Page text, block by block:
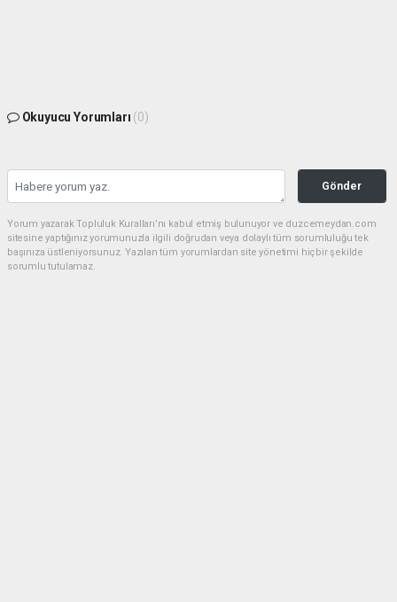
Okuyucu Yorumları (0)
Gönder
Yorum yazarak Topluluk Kuralları’nı kabul etmiş bulunuyor ve duzcemeydan.com
sitesine yaptığınız yorumunuzla ilgili doğrudan veya dolaylı tüm sorumluluğu tek
başınıza üstleniyorsunuz. Yazılan tüm yorumlardan site yönetimi hiçbir şekilde
sorumlu tutulamaz.